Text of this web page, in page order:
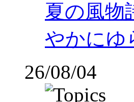
夏の風
やかにゆ
26/08/04